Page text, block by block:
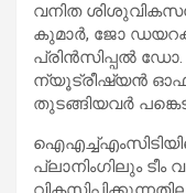
വനിത
കുമാര്‍, ജോ
പ്രിന്‍സിപ്പല്‍ ഡോ.
ന്യൂട്രീഷ്യന്‍
തുടങ്ങിയവര്‍
പ്ലാനിംഗിലും